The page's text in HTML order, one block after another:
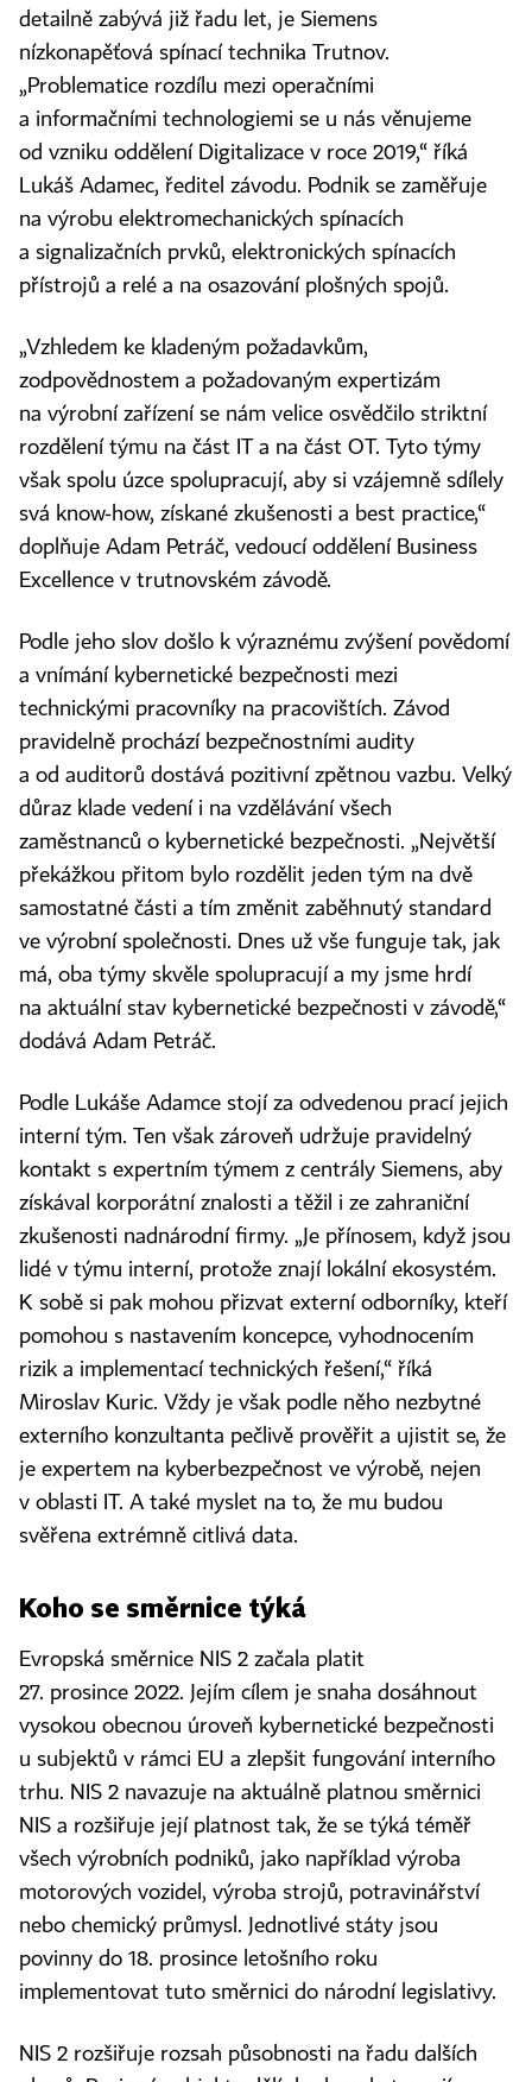
detailně zabývá již řadu let, je Siemens
nízkonapěťová spínací technika Trutnov.
„Problematice rozdílu mezi operačními
a informačními technologiemi se u nás věnujeme
od vzniku oddělení Digitalizace v roce 2019,“ říká
Lukáš Adamec, ředitel závodu. Podnik se zaměřuje
na výrobu elektromechanických spínacích
a signalizačních prvků, elektronických spínacích
přístrojů a relé a na osazování plošných spojů.
„Vzhledem ke kladeným požadavkům,
zodpovědnostem a požadovaným expertizám
na výrobní zařízení se nám velice osvědčilo striktní
rozdělení týmu na část IT a na část OT. Tyto týmy
však spolu úzce spolupracují, aby si vzájemně sdílely
svá know‑how, získané zkušenosti a best practice,“
doplňuje Adam Petráč, vedoucí oddělení Business
Excellence v trutnovském závodě.
Podle jeho slov došlo k výraznému zvýšení povědomí
a vnímání kybernetické bezpečnosti mezi
technickými pracovníky na pracovištích. Závod
pravidelně prochází bezpečnostními audity
a od auditorů dostává pozitivní zpětnou vazbu. Velký
důraz klade vedení i na vzdělávání všech
zaměstnanců o kybernetické bezpečnosti. „Největší
překážkou přitom bylo rozdělit jeden tým na dvě
samostatné části a tím změnit zaběhnutý standard
ve výrobní společnosti. Dnes už vše funguje tak, jak
má, oba týmy skvěle spolupracují a my jsme hrdí
na aktuální stav kybernetické bezpečnosti v závodě,“
dodává Adam Petráč.
Podle Lukáše Adamce stojí za odvedenou prací jejich
interní tým. Ten však zároveň udržuje pravidelný
kontakt s expertním týmem z centrály Siemens, aby
získával korporátní znalosti a těžil i ze zahraniční
zkušenosti nadnárodní firmy. „Je přínosem, když jsou
lidé v týmu interní, protože znají lokální ekosystém.
K sobě si pak mohou přizvat externí odborníky, kteří
pomohou s nastavením koncepce, vyhodnocením
rizik a implementací technických řešení,“ říká
Miroslav Kuric. Vždy je však podle něho nezbytné
externího konzultanta pečlivě prověřit a ujistit se, že
je expertem na kyberbezpečnost ve výrobě, nejen
v oblasti IT. A také myslet na to, že mu budou
svěřena extrémně citlivá data.
Koho se směrnice týká
Evropská směrnice NIS 2 začala platit
27. prosince 2022. Jejím cílem je snaha dosáhnout
vysokou obecnou úroveň kybernetické bezpečnosti
u subjektů v rámci EU a zlepšit fungování interního
trhu. NIS 2 navazuje na aktuálně platnou směrnici
NIS a rozšiřuje její platnost tak, že se týká téměř
všech výrobních podniků, jako například výroba
motorových vozidel, výroba strojů, potravinářství
nebo chemický průmysl. Jednotlivé státy jsou
povinny do 18. prosince letošního roku
implementovat tuto směrnici do národní legislativy.
NIS 2 rozšiřuje rozsah působnosti na řadu dalších